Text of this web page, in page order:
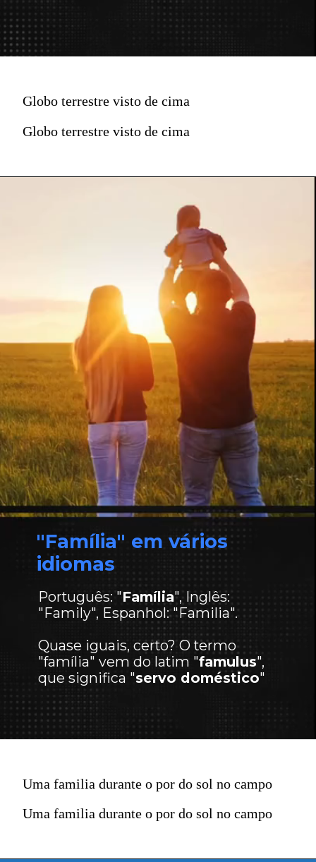
Globo terrestre visto de cima
Globo terrestre visto de cima
"Família" em vários
idiomas
Português: "Família", Inglês:
"Family", Espanhol: "Familia".
Quase iguais, certo? O termo
"família" vem do latim "famulus",
que significa "servo doméstico"
Uma familia durante o por do sol no campo
Uma familia durante o por do sol no campo